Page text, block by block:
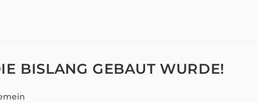
BISLANG GEBAUT WURDE!